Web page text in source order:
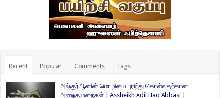
Recent Popular Comments Tags
அல்குர்ஆனின் மொழியை புரிந்து கொள்வதற்கான
அணுகுமுறைகள் | Assheikh Adil Haq Abbasi |